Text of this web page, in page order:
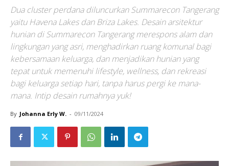
Dua cluster perdana diluncurkan Summarecon Tangerang
yaitu Havena Lakes dan Briza Lakes. Desain arsitektur
hunian di Summarecon Tangerang merespons alam dan
lingkungan yang asri, menghadirkan ruang komunal bagi
kebersamaan keluarga, dan menjadikan hunian yang
tepat untuk memenuhi lifestyle, wellness, dan rekreasi
bagi keluarga setiap hari, tanpa harus pergi ke mana-
mana. Intip desain rumahnya yuk!
By Johanna Erly W. - 09/11/2024